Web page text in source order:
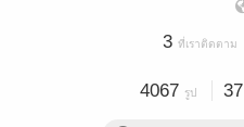
3 ที่เราติดตาม
4067 รูป 37